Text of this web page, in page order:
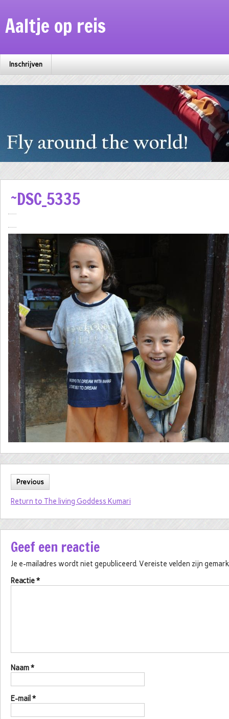
Aaltje op reis
Inschrijven
~DSC_5335
Previous
Return to The living Goddess Kumari
Geef een reactie
Je e-mailadres wordt niet gepubliceerd. Vereiste velden zijn
Reactie*
Naam*
E-mail *